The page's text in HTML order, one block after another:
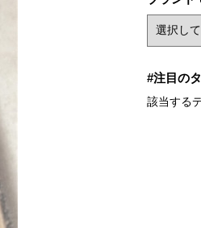
#注目の
該当する